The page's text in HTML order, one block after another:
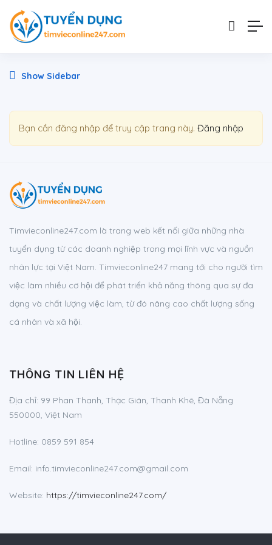
Show Sidebar
Bạn cần đăng nhập để truy cập trang này. Đăng nhập
Timvieconline247.com là trang web kết nối giữa những nhà
tuyển dụng từ các doanh nghiệp trong mọi lĩnh vực và nguồn
nhân lực tại Việt Nam. Timvieconline247 mang tới cho người tìm
việc làm nhiều cơ hội để phát triển khả năng thông qua sự đa
dạng và chất lượng việc làm, từ đó nâng cao chất lượng sống
cá nhân và xã hội.
THÔNG TIN LIÊN HỆ
Địa chỉ: 99 Phan Thanh, Thạc Gián, Thanh Khê, Đà Nẵng
550000, Việt Nam
Hotline: 0859 591 854
Email: info.timvieconline247.com@gmail.com
Website: https://timvieconline247.com/